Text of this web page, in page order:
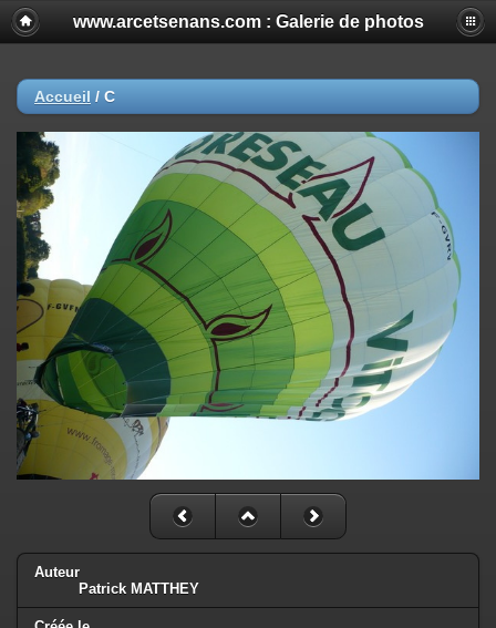
www.arcetsenans.com : Galerie de photos
Accueil / C
Auteur
Patrick MATTHEY